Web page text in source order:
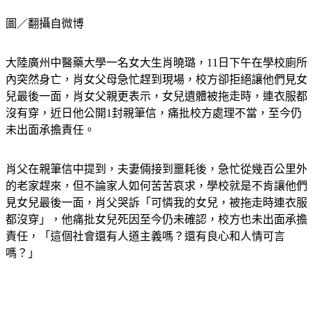
大陸廣州中醫藥大學一名女大生肖曉璐，11日下午在學校廁所
內突然身亡，肖女父母急忙趕到現場，校方卻拒絕讓他們見女
兒最後一面，肖女父親更表示，女兒遺體被拖走時，連衣服都
沒有穿，近日他公開1封親筆信，痛批校方處理不當，至今仍
肖父在親筆信中提到，夫妻倆接到噩耗後，急忙從幾百公里外
的老家趕來，但不論家人如何苦苦哀求，學校就是不肯讓他們
見女兒最後一面，肖父哭訴「可憐我的女兒，被拖走時連衣服
都沒穿」，他痛批女兒死因至今仍未確認，校方也未出面承擔
責任，「這個社會還有人道主義嗎？還有良心和人情可言